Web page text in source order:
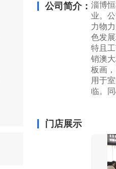
公司简介： 淄博
业。
力物
色发
特且
销澳
板画
用于
临。
门店展示